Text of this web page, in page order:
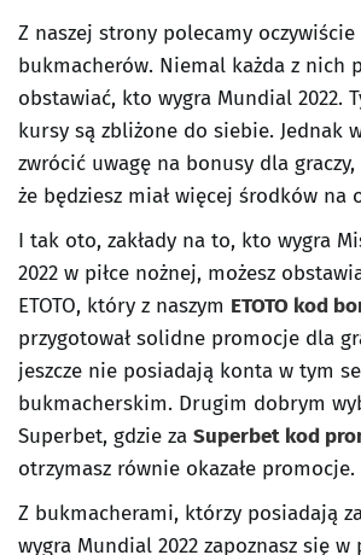
Z naszej strony polecamy
bukmacherów. Niemal każda z nich
obstawiać, kto wygra Mundial 2022.
kursy są zbliżone do siebie. Jednak
zwrócić uwagę na bonusy dla
że będziesz miał więcej środków na
I tak oto, zakłady na to, kto wygra
2022 w piłce nożnej, możesz
ETOTO, który z naszym ETOTO kod
przygotował solidne promocje dla
jeszcze nie posiadają konta w tym
bukmacherskim. Drugim dobrym
Superbet, gdzie za Superbet kod
otrzymasz równie okazałe promocje.
Z bukmacherami, którzy posiadają
wygra Mundial 2022 zapoznasz się